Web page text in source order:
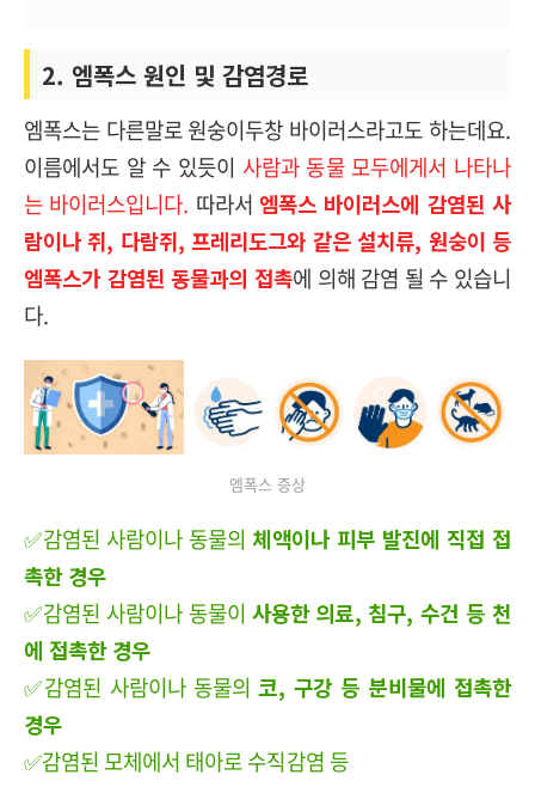
2. 엠폭스 원인 및 감염경로
엠폭스는 다른말로 원숭이두창 바이러스라고도 하는데요.
이름에서도 알 수 있듯이 사람과 동물 모두에게서 나타나
는 바이러스입니다. 따라서 엠폭스 바이러스에 감염된 사
람이나 쥐, 다람쥐, 프레리도그와 같은 설치류, 원숭이 등
엠폭스가 감염된 동물과의 접촉에 의해 감염 될 수 있습니
다.
엠폭스 증상
✅감염된 사람이나 동물의체액이나 피부 발진에 직접 접
촉한 경우
✅감염된 사람이나 동물이 사용한 의료, 침구, 수건 등 천
에 접촉한 경우
✅감염된 사람이나 동물의코, 구강 등 분비물에 접촉한
경우
✅감염된 모체에서 태아로 수직감염 등